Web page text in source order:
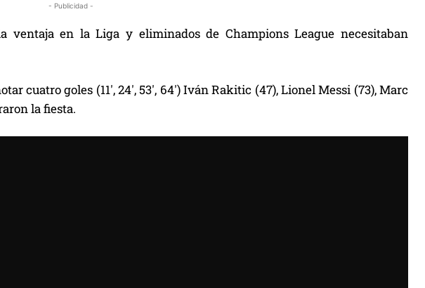
- Publicidad -
en la Liga y eliminados de Champions League necesitaban
cuatro goles (11′, 24′, 53′, 64′) Iván Rakitic (47), Lionel Messi (73), Marc
la fiesta.